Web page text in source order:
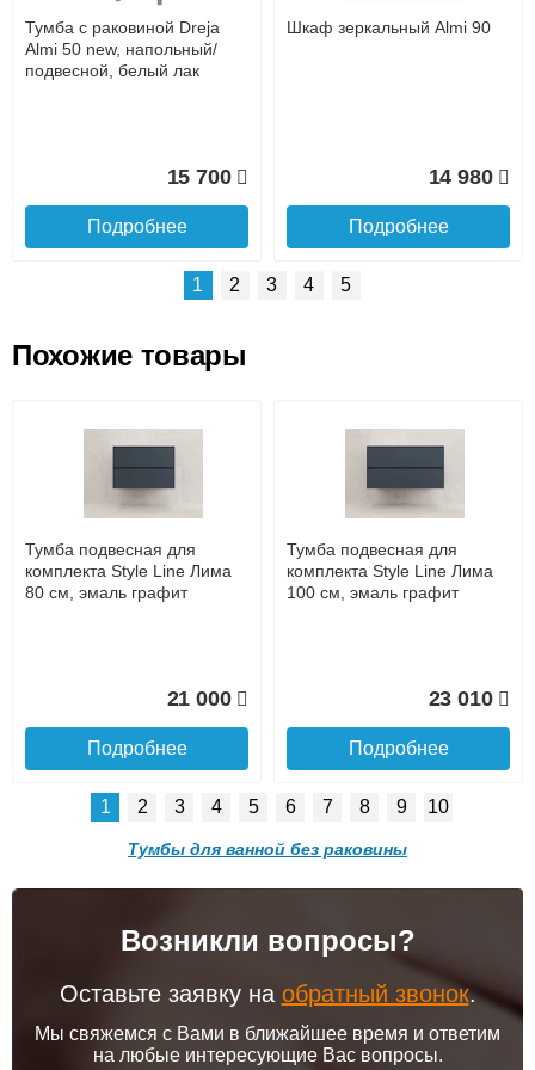
возможность
Подробнее о доставке
Интернет-деньгами (Yandex-деньги, Web-money,
Qiwi-кошельки и другие).
Безналичный расчёт (возможно и с НДС)
Тумба с раковиной Dreja
Almi 50 new, напольный/
подвесной, белый лак
15 700
Подробнее
Шкаф зеркальный Almi 90
14 980
Подробнее
9 120 10 970
Тумба Almi 50 new, белый
Пенал Almi 35 new, белый
лак, 2 двери
1 2 3 4 5
Похожие товары
Тумба подвесная для
комплекта Style Line Лима
80 см, эмаль графит
21 000
Подробнее
Тумба подвесная для
комплекта Style Line Лима
100 см, эмаль графит
23 010
Подробнее
Тумба подвесная для
80 см, белая матовая
Тумба подвесная для
100 см, белая матовая
1 2 3 4 5 6 7 8 9 10
Тумбы для ванной без раковины
Возникли вопросы?
Оставьте заявку на обратный звонок.
Мы свяжемся с Вами в ближайшее время и ответим
на любые интересующие Вас вопросы.